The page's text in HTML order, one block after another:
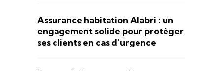
Assurance habitation Alabri : un
engagement solide pour protéger
ses clients en cas d’urgence